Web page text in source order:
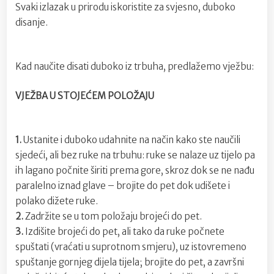
Svaki izlazak u prirodu iskoristite za svjesno, duboko
disanje.
Kad naučite disati duboko iz trbuha, predlažemo vježbu:
VJEŽBA U STOJEĆEM POLOŽAJU
1.Ustanite i duboko udahnite na način kako ste naučili
sjedeći, ali bez ruke na trbuhu: ruke se nalaze uz tijelo pa
ih lagano počnite širiti prema gore, skroz dok se ne nađu
paralelno iznad glave – brojite do pet dok udišete i
polako dižete ruke.
2.Zadržite se u tom položaju brojeći do pet.
3. Izdišite brojeći do pet, ali tako da ruke počnete
spuštati (vraćati u suprotnom smjeru), uz istovremeno
spuštanje gornjeg dijela tijela; brojite do pet, a završni